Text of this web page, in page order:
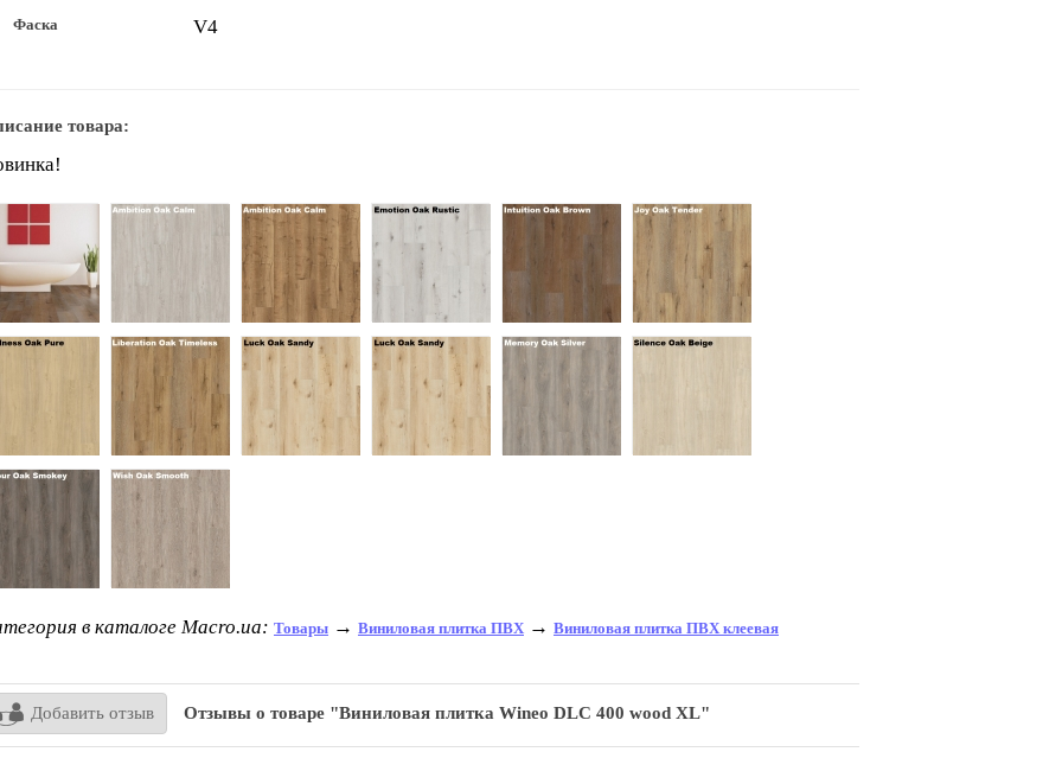
Фаска V4
товара:
в каталоге Macro.ua: Товары → Виниловая плитка ПВХ → Виниловая плитка ПВХ клеевая
Добавить отзыв Отзывы о товаре "Виниловая плитка Wineo DLC 400 wood XL"